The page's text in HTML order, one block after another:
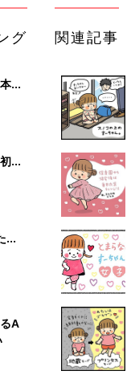
グ
め
ま
A
関連記事